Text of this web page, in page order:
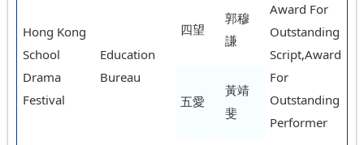
Hong Kong
School
Drama
Festival
Education
Bureau
四望
郭穆
謙
Award For
Outstanding
Script,Award
For
Outstanding
Performer
五愛
黃靖
斐